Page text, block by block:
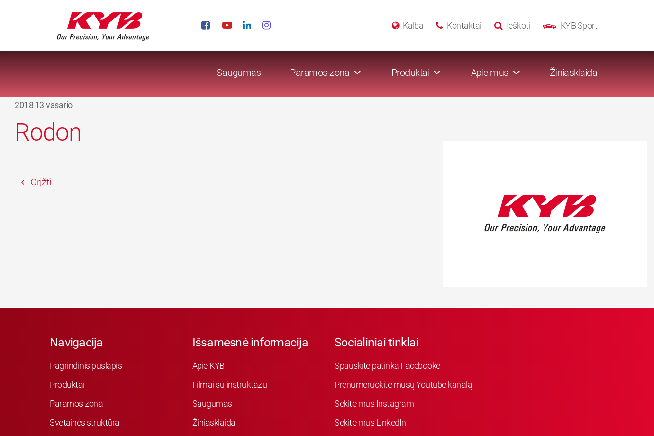
KYB Sport
Ieškoti
Kontaktai
Kalba
Saugumas Paramos zona Produktai Apie mus Žiniasklaida
2018 13 vasario
Rodon
Grįžti
Navigacija
Pagrindinis puslapis
Produktai
Paramos zona
Svetainės struktūra
Išsamesnė informacija
Apie KYB
Filmai su instruktažu
Saugumas
Žiniasklaida
Socialiniai tinklai
Spauskite patinka Facebooke
Prenumeruokite mūsų Youtube kanalą
Sekite mus Instagram
Sekite mus LinkedIn